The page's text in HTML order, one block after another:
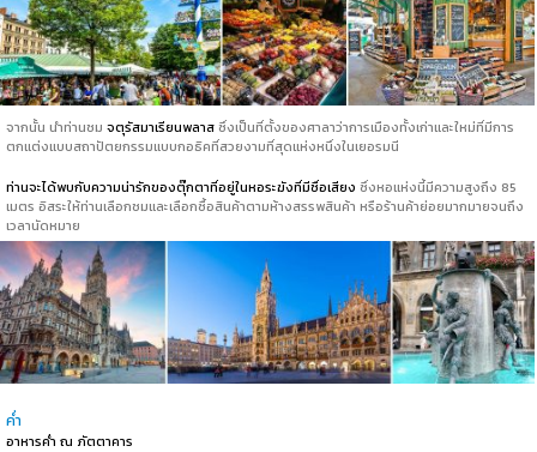
จากนั้น นำท่านชม จตุรัสมาเรียนพลาสซึ่งเป็นที่ตั้งของศาลาว่าการเมืองทั้งเก่าและใหม่ที่มีการ
ตกแต่งแบบสถาปัตยกรรมแบบกอธิคที่สวยงามที่สุดแห่งหนึ่งในเยอรมนี
ท่านจะได้พบกับความน่ารักของตุ๊กตาที่อยู่ในหอระฆังที่มีชื่อเสียง ซึ่งหอแห่งนี้มีความสูงถึง 85
เมตร อิสระให้ท่านเลือกชมและเลือกซื้อสินค้าตามห้างสรรพสินค้า หรือร้านค้าย่อยมากมายจนถึง
เวลานัดหมาย
ค่ำ
อาหารค่ำ ณ ภัตตาคาร